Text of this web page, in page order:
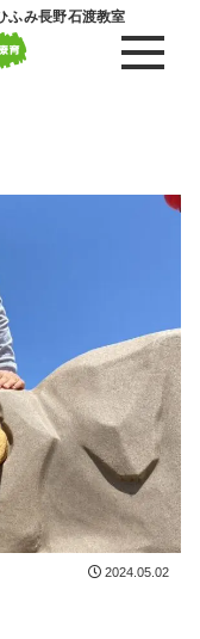
ふみ長野石渡教室
2024.05.02